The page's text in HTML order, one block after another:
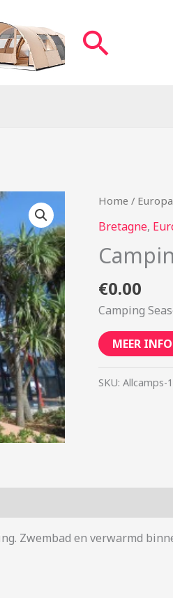
Home / Europa
Bretagne,
€0.00
Camping
MEER INFO
SKU: Allcamps-
Zwembad en verwarmd